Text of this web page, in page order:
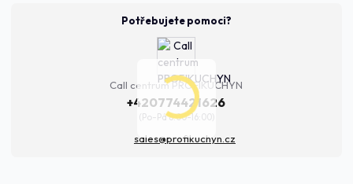
Potřebujete pomoci?
Call centrum PROFIKUCHYN
+420774421626
(Po-Pá 8:00-16:00)
sales@profikuchyn.cz